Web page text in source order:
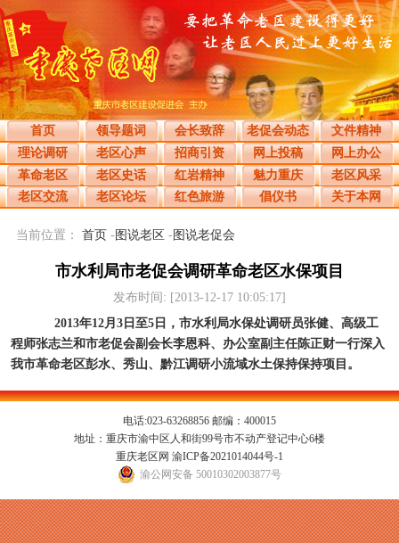
首页 领导题词 会长致辞 老促会动态
文件精神
理论调研
老区心声 招商引资 网上投稿
网上办公
革命老区
老区史话 红岩精神 魅力重庆
老区风采
老区交流
老区论坛 红色旅游 倡仪书 关于本网
当前位置： 首页 -图说老区 -图说老促会
市水利局市老促会调研革命老区水保项目
发布时间: [2013-12-17 10:05:17]
2013年12月 3日至5日，市水利局水保处调研员张健、高级工
程师张志兰和市老促会副会长李恩科、办公室副主任陈正财一行深入
我市革命老区彭水、秀山、黔江调研小流域水土保持保持项目。
电话:023-63268856 邮编：400015
地址：重庆市渝中区人和街99号市不动产登记中心6楼
重庆老区网 渝ICP备2021014044号-1
渝公网安备 50010302003877号